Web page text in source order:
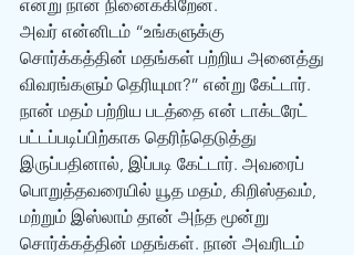
என்று நான் நினைக்கிறேன்.
அவர் என்னிடம் “உங்களுக்கு
சொர்க்கத்தின் மதங்கள் பற்றிய அனைத்து
விவரங்களும் தெரியுமா?” என்று கேட்டார்.
நான் மதம் பற்றிய படத்தை என் டாக்டரேட்
பட்டப்படிப்பிற்காக தெரிந்தெடுத்து
இருப்பதினால், இப்படி கேட்டார். அவரைப்
பொறுத்தவரையில் யூத மதம், கிறிஸ்தவம்,
மற்றும் இஸ்லாம் தான் அந்த மூன்று
சொர்க்கத்தின் மதங்கள். நான் அவரிடம்